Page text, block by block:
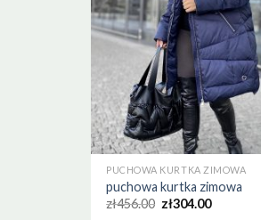
PUCHOWA KURTKA ZIMOWA
puchowa kurtka zimowa
zł456.00 zł304.00